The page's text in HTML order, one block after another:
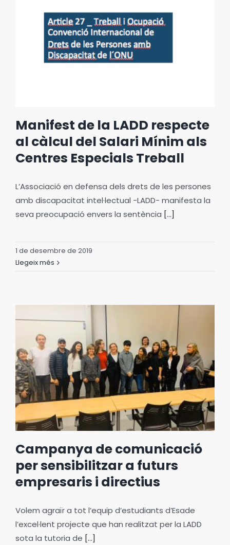
Manifest de la LADD respecte
al càlcul del Salari Mínim als
Centres Especials Treball
L’Associació en defensa dels drets de les persones
amb discapacitat intel·lectual -LADD- manifesta la
seva preocupació envers la sentència [...]
1 de desembre de 2019
Llegeix més
Campanya de comunicació
per sensibilitzar a futurs
empresaris i directius
Volem agraïr a tot l’equip d’estudiants d’Esade
l’excel·lent projecte que han realitzat per la LADD
sota la tutoria de [...]